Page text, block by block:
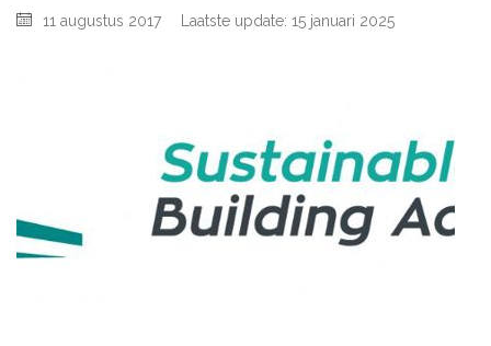
11 augustus 2017 Laatste update: 15 januari 2025